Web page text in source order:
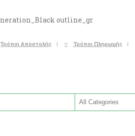
Τρόποι Αποστολής Τρόποι Πληρωμής